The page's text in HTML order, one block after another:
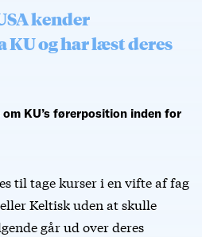
kender
KU og har læst deres
KU’s førerposition inden for
til tage kurser i en vifte af fag
Keltisk uden at skulle
går ud over deres